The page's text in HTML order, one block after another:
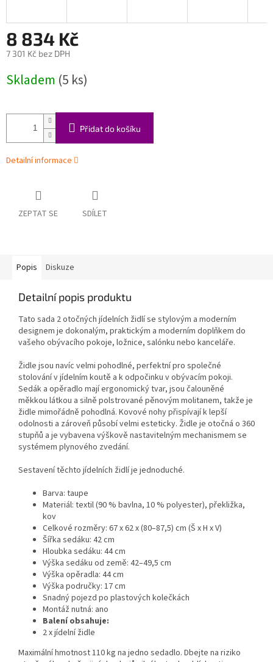
8 834 Kč
7 301 Kč bez DPH
cena:
Skladem (5 ks)
Přidat do košíku
Detailní informace
ZEPTAT SE SDÍLET
Popis Diskuze
Detailní popis produktu
Tato sada 2 otočných jídelních židlí se stylovým a moderním
designem je dokonalým, praktickým a moderním doplňkem do
vašeho obývacího pokoje, ložnice, salónku nebo kanceláře.
Židle jsou navíc velmi pohodlné, perfektní pro společné
stolování v jídelním koutě a k odpočinku v obývacím pokoji.
Sedák a opěradlo mají ergonomický tvar, jsou čalouněné
měkkou látkou a silně polstrované pěnovým molitanem, takže je
židle mimořádně pohodlná. Kovové nohy přispívají k lepší
odolnosti a zároveň působí velmi esteticky. Židle je otočná o 360
stupňů a je vybavena výškově nastavitelným mechanismem se
systémem plynového zvedání.
Sestavení těchto jídelních židlí je jednoduché.
Barva: taupe
Materiál: textil (90 % bavlna, 10 % polyester), překližka,
kov
Celkové rozměry: 67 x 62 x (80–87,5) cm (Š x H x V)
Šířka sedáku: 42 cm
Hloubka sedáku: 44 cm
Výška sedáku od země: 42–49,5 cm
Výška opěradla: 44 cm
Výška područky: 17 cm
Snadný pojezd po plastových kolečkách
Montáž nutná: ano
Balení obsahuje:
2 x jídelní židle
Maximální hmotnost 110 kg na jedno sedadlo. Dbejte na riziko